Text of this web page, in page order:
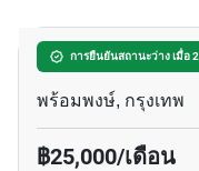
การยืนยันสถานะว่าง เมื่อ
คอนโด โนเบิล
พร้อมพงษ์, กรุงเทพ
฿25,000/เดือน